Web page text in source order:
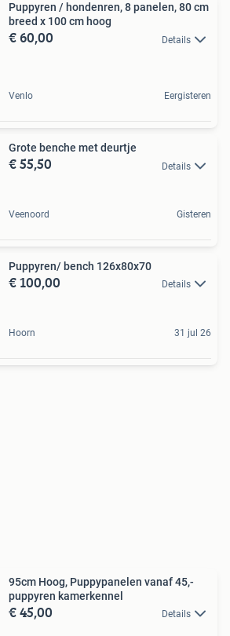
Puppyren / hondenren, 8 panelen, 80 cm
breed x 100 cm hoog
€ 60,00 Details
Venlo Eergisteren
Grote benche met deurtje
€ 55,50 Details
Veenoord Gisteren
Puppyren/ bench 126x80x70
€ 100,00 Details
Hoorn 31 jul 26
95cm Hoog, Puppypanelen vanaf 45,-
puppyren kamerkennel
€ 45,00 Details